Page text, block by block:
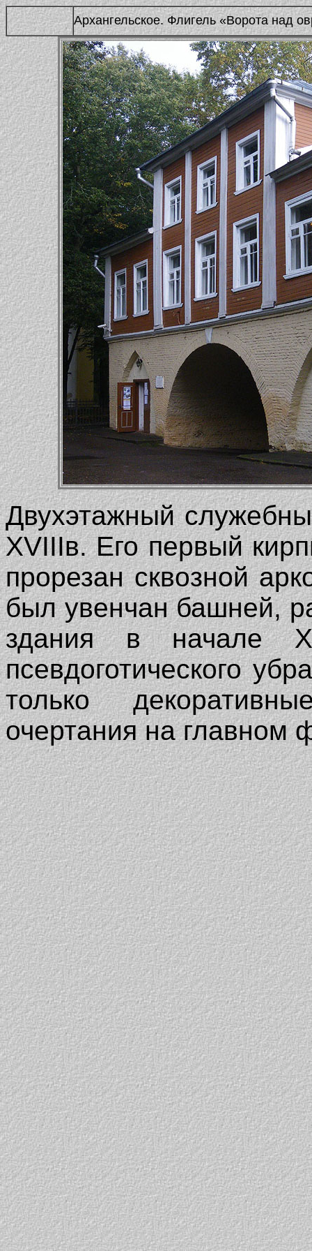
Архангельское. Флигель «Ворота над
Двухэтажный
XVIIIв. Его первый
прорезан сквозной
был увенчан башней,
здания в начале
псевдоготического
только
очертания на главном